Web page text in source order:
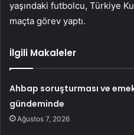
yaşındaki futbolcu, Türkiye
maçta görev yaptı.
İlgili Makaleler
Ahbap soruşturması ve
gündeminde
Ağustos 7, 2026